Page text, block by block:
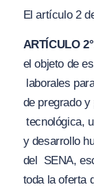
El artículo 2
ARTÍCULO
el objeto de
laborales
de pregrado
tecnológica,
y desarrollo
del SENA,
toda la oferta